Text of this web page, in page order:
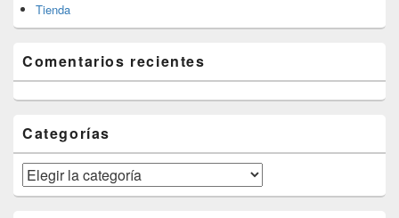
Tienda
Comentarios recientes
Categorías
Categorías